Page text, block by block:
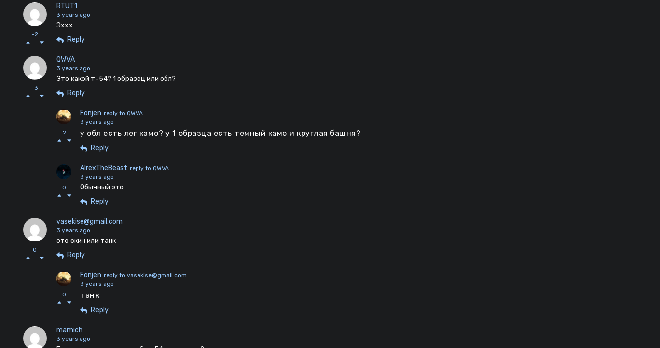
-2
RTUT1
3 years ago
Эххх
Reply
-3
QWVA
3 years ago
Это какой т-54? 1 образец или обл?
Reply
2
Fonjen reply to QWVA
3 years ago
у обл есть лег камо? у 1 образца есть темный камо и круглая башня?
Reply
0
AlrexTheBeast reply to QWVA
3 years ago
Обычный это
Reply
0
vasekise@gmail.com
3 years ago
это скин или танк
Reply
0
Fonjen reply to vasekise@gmail.com
3 years ago
танк
Reply
mamich
3 years ago